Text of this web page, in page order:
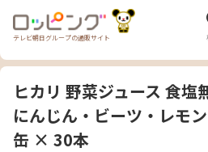
テレビ朝日グループの通販サイト
ヒカリ 野菜ジュース 食塩
にんじん・ビーツ・レモ
缶 × 30本